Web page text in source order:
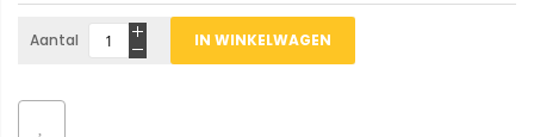
Aantal IN WINKELWAGEN